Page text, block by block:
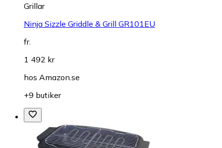
Grillar
Ninja Sizzle Griddle & Grill GR101EU
fr.
1 492 kr
hos Amazon.se
+9 butiker